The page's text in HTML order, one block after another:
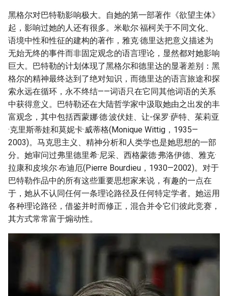
黑格尔对巴特勒影响极大。自她的第一部著作《欲望主体》
起，影响过她的人还有很多。米歇尔·福柯关于不同文化、
语境中性和性征的建构的著作，雅克·德里达把意义描述为
无始无终的事件而非固定观念的语言理论，显然都对她影响
巨大。巴特勒的计划体现了黑格尔和德里达的显著差别：黑
格尔的精神最终达到了绝对知识，而德里达的语言旅途和探
索永远在循环，永不终结——词语只在它同其他词语的关系
中获得意义。巴特勒还在大陆哲学家中汲取她由之出发的丰
富观念，其中包括西蒙娜·德·波伏娃、让-保罗·萨特、茱莉亚
·克里斯蒂娃和莫妮卡·威蒂格(Monique Wittig，1935—
2003)。马克思主义、精神分析和人类学也是她思想的一部
分。她审问过弗里德里希·尼采、西格蒙德·弗洛伊德、雅克·
拉康和皮埃尔·布迪厄(Pierre Bourdieu，1930—2002)。对于
巴特勒作品中的所有这些重要思想家来说，有趣的一点在
于，她从不认同任何一条理论路径及任何特定学者。她运用
各种理论路径，借鉴并时而修正，混合并令它们彼此竞赛，
其方式常常富于煽动性。